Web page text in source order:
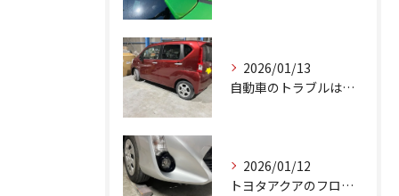
2026/01/13
自動車のトラブルは、日常生活において避けられない出来事の一つ...
2026/01/12
トヨタアクアのフロントバンパーの右下側を縁石にぶつけてできた...